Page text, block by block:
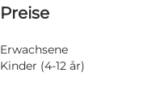
Preise
Erwachsene
Kinder (4-12 år)
Mein Partner